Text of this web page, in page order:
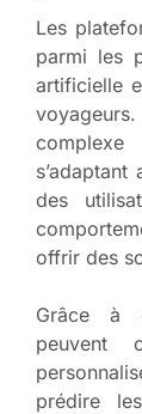
Les
parmi les
artificielle
des
offrir des
Grâce à
peuvent
prédire